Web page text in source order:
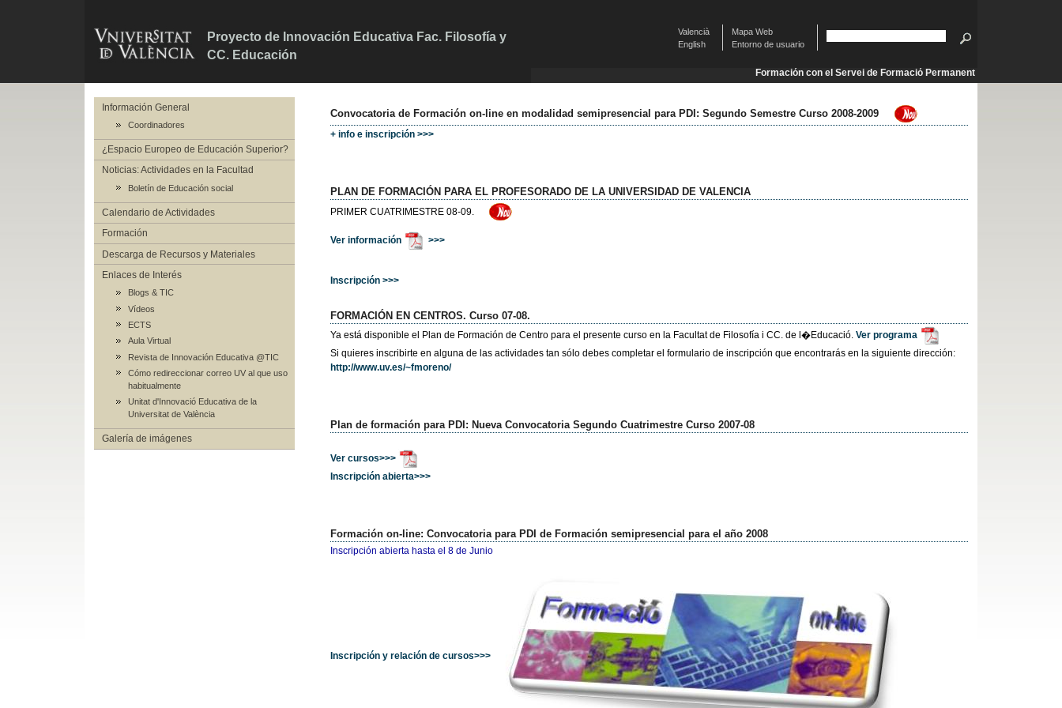
Proyecto de Innovación Educativa Fac. Filosofía y
CC. Educación
Mapa Web
Entorno de usuario
Valencià
English
Formación con el Servei de Formació Permanent
Información General
Coordinadores
¿Espacio Europeo de Educación Superior?
Noticias: Actividades en la Facultad
Boletín de Educación social
Calendario de Actividades
Formación
Descarga de Recursos y Materiales
Enlaces de Interés
Blogs & TIC
Vídeos
ECTS
Aula Virtual
Revista de Innovación Educativa @TIC
Cómo redireccionar correo UV al que uso
habitualmente
Unitat d'Innovació Educativa de la
Universitat de València
Galería de imágenes
Convocatoria de Formación on-line en modalidad semipresencial para PDI: Segundo Semestre Curso 2008-2009
+ info e inscripción >>>
PLAN DE FORMACIÓN PARA EL PROFESORADO DE LA UNIVERSIDAD DE VALENCIA
PRIMER CUATRIMESTRE 08-09.
Ver información >>>
Inscripción >>>
FORMACIÓN EN CENTROS. Curso 07-08.
Ya está disponible el Plan de Formación de Centro para el presente curso en la Facultat de Filosofía i CC. de l�Educació. Ver programa
Si quieres inscribirte en alguna de las actividades tan sólo debes completar el formulario de inscripción que encontrarás en la siguiente dirección:
http://www.uv.es/~fmoreno/
Plan de formación para PDI: Nueva Convocatoria Segundo Cuatrimestre Curso 2007-08
Ver cursos>>>
Inscripción abierta>>>
Formación on-line: Convocatoria para PDI de Formación semipresencial para el año 2008
Inscripción abierta hasta el 8 de Junio
Inscripción y relación de cursos>>>